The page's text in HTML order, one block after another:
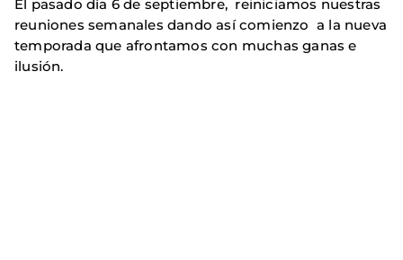
El pasado día 6 de septiembre, reiniciamos nuestras
reuniones semanales dando así comienzo a la nueva
temporada que afrontamos con muchas ganas e
ilusión.